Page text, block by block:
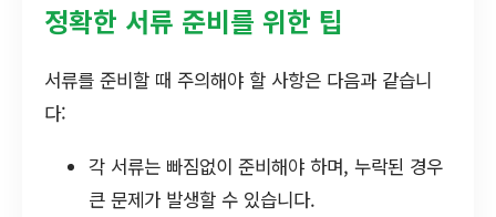
정확한 서류 준비를 위한 팁
서류를 준비할 때 주의해야 할 사항은 다음과 같습니
다:
각 서류는 빠짐없이 준비해야 하며, 누락된 경우
큰 문제가 발생할 수 있습니다.